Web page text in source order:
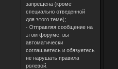
запрещена (кроме
специально отведенной
для этого теме);
- Отправляя сообщение на
этом форуме, вы
автоматически
соглашаетесь и обязуетесь
не нарушать правила
ролевой.